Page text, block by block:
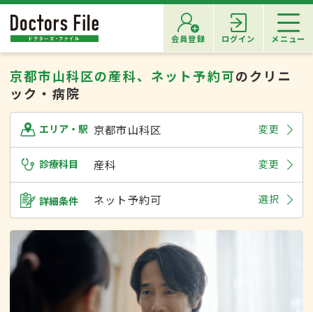
会員登録 ログイン メニュー
京都市山科区の産科、ネット予約可のクリニ
ック・病院
エリア・駅 京都市山科区 変更
診療科目 産科 変更
詳細条件 ネット予約可 選択